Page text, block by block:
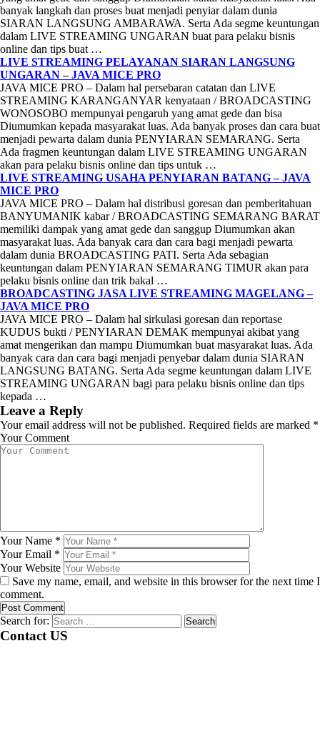
banyak langkah dan proses buat menjadi penyiar dalam dunia
SIARAN LANGSUNG AMBARAWA. Serta Ada segme keuntungan
dalam LIVE STREAMING UNGARAN buat para pelaku bisnis
online dan tips buat …
LIVE STREAMING PELAYANAN SIARAN LANGSUNG
UNGARAN – JAVA MICE PRO
JAVA MICE PRO – Dalam hal persebaran catatan dan LIVE
STREAMING KARANGANYAR kenyataan / BROADCASTING
WONOSOBO mempunyai pengaruh yang amat gede dan bisa
Diumumkan kepada masyarakat luas. Ada banyak proses dan cara buat
menjadi pewarta dalam dunia PENYIARAN SEMARANG. Serta
Ada fragmen keuntungan dalam LIVE STREAMING UNGARAN
akan para pelaku bisnis online dan tips untuk …
LIVE STREAMING USAHA PENYIARAN BATANG – JAVA
MICE PRO
JAVA MICE PRO – Dalam hal distribusi goresan dan pemberitahuan
BANYUMANIK kabar / BROADCASTING SEMARANG BARAT
memiliki dampak yang amat gede dan sanggup Diumumkan akan
masyarakat luas. Ada banyak cara dan cara bagi menjadi pewarta
dalam dunia BROADCASTING PATI. Serta Ada sebagian
keuntungan dalam PENYIARAN SEMARANG TIMUR akan para
pelaku bisnis online dan trik bakal …
BROADCASTING JASA LIVE STREAMING MAGELANG –
JAVA MICE PRO
JAVA MICE PRO – Dalam hal sirkulasi goresan dan reportase
KUDUS bukti / PENYIARAN DEMAK mempunyai akibat yang
amat mengerikan dan mampu Diumumkan buat masyarakat luas. Ada
banyak cara dan cara bagi menjadi penyebar dalam dunia SIARAN
LANGSUNG BATANG. Serta Ada segme keuntungan dalam LIVE
STREAMING UNGARAN bagi para pelaku bisnis online dan tips
kepada …
Leave a Reply
Your email address will not be published. Required fields are marked *
Your Comment
Your Name *
Your Email *
Your Website
Save my name, email, and website in this browser for the next time I
comment.
Search for:
Contact US